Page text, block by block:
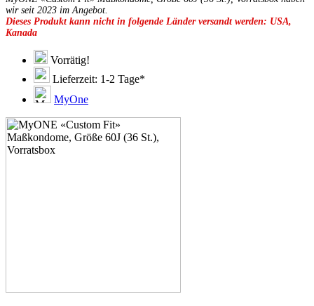
49E
49F
49G
51C
51D
51E
51F
51G
53C
53D
53E
wir seit 2023 im Angebot.
Dieses Produkt kann nicht in folgende Länder versandt werden: USA,
Kanada
Vorrätig!
Lieferzeit: 1-2 Tage*
MyOne